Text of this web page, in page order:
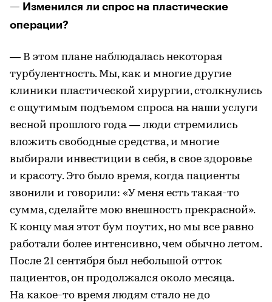
— Изменился ли спрос на пластические
операции?
— В этом плане наблюдалась некоторая
турбулентность. Мы, как и многие другие
клиники пластической хирургии, столкнулись
с ощутимым подъемом спроса на наши услуги
весной прошлого года — люди стремились
вложить свободные средства, и многие
выбирали инвестиции в себя, в свое здоровье
и красоту. Это было время, когда пациенты
звонили и говорили: «У меня есть такая-то
сумма, сделайте мою внешность прекрасной».
К концу мая этот бум поутих, но мы все равно
работали более интенсивно, чем обычно летом.
После 21 сентября был небольшой отток
пациентов, он продолжался около месяца.
На какое-то время людям стало не до